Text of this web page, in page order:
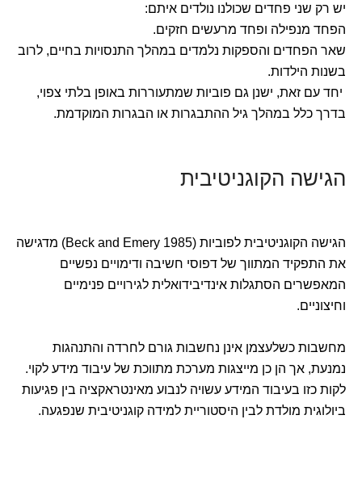
יש רק שני פחדים שכולנו נולדים איתם:
הפחד מנפילה ופחד מרעשים חזקים.
שאר הפחדים והספקות נלמדים במהלך התנסויות בחיים, לרוב
בשנות הילדות.
יחד עם זאת, ישנן גם פוביות שמתעוררות באופן בלתי צפוי,
בדרך כלל במהלך גיל ההתבגרות או הבגרות המוקדמת.
הגישה הקוגניטיבית
הגישה הקוגניטיבית לפוביות (Beck and Emery 1985) מדגישה
את התפקיד המתווך של דפוסי חשיבה ודימויים נפשיים
המאפשרים הסתגלות אינדיבידואלית לגירויים פנימיים
וחיצוניים.
מחשבות כשלעצמן אינן נחשבות גורם לחרדה והתנהגות
נמנעת, אך הן כן מייצגות מערכת מתווכת של עיבוד מידע לקוי.
לקות כזו בעיבוד המידע עשויה לנבוע מאינטראקציה בין פגיעות
ביולוגית מולדת לבין היסטוריית למידה קוגניטיבית שנפגעה.